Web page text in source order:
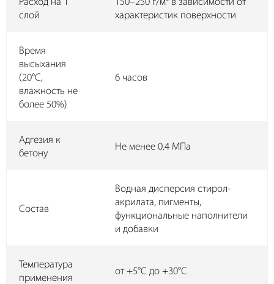
слой
характеристик поверхности
Время
высыхания
(20°С,
влажность не
более 50%)
6 часов
Адгезия к
бетону
Не менее 0.4 МПа
Состав
Водная дисперсия стирол-
акрилата, пигменты,
функциональные наполнители
и добавки
Температура
применения
от +5°C до +30°C